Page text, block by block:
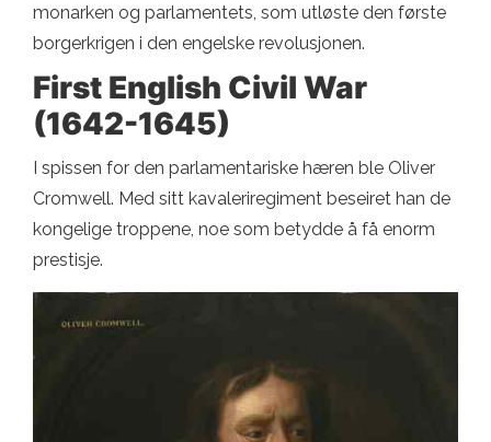
monarken og parlamentets, som utløste den første
borgerkrigen i den engelske revolusjonen.
First English Civil War
(1642-1645)
I spissen for den parlamentariske hæren ble Oliver
Cromwell. Med sitt kavaleriregiment beseiret han de
kongelige troppene, noe som betydde å få enorm
prestisje.